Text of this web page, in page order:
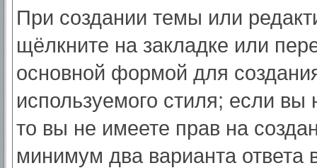
При создании темы или
щёлкните на закладке или
основной формой для
используемого стиля; если
то вы не имеете прав на
минимум два варианта ответа